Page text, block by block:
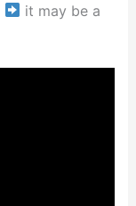
it may be a